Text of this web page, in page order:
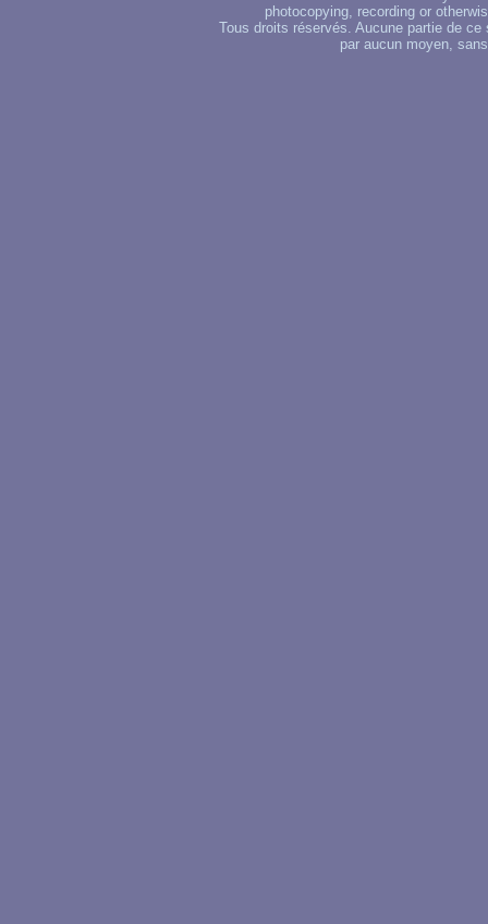
photocopying, recording or
Tous droits réservés. Aucune partie de
par aucun moyen,